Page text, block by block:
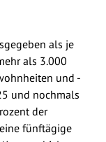
als je
als 3.000
und -
und nochmals
der
fünftägige